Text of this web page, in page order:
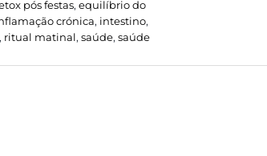
pós festas, equilíbrio do
crónica, intestino,
ritual matinal, saúde, saúde